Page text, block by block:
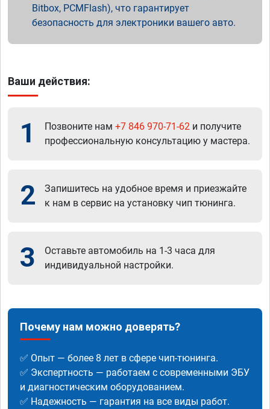
Bitbox, PCMFlash), что гарантирует
безопасность для электроники вашего авто.
Ваши действия:
1 Позвоните нам +7 846 970-71-62 и получите
профессиональную консультацию у мастера.
2
Запишитесь на удобное время и приезжайте
к нам в сервис на установку чип тюнинга.
3
Оставьте автомобиль на 1-3 часа для
индивидуальной настройки.
Почему нам можно доверять?
✅ Опыт — более 8 лет в сфере чип-тюнинга.
✅ Экспертность — работаем с современными ЭБУ
и диагностическим оборудованием.
✅ Надежность — гарантия на все виды работ.